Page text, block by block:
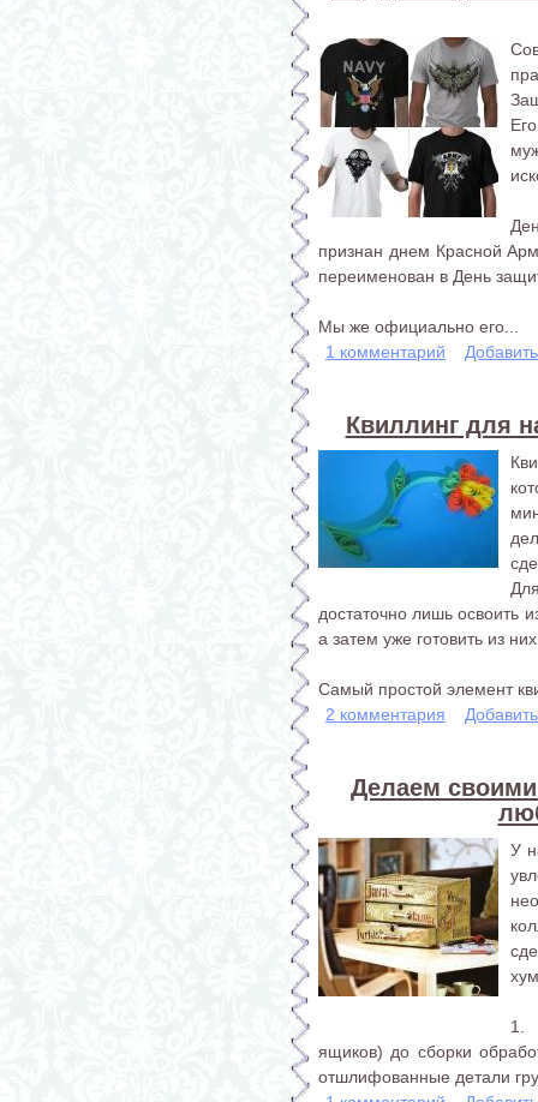
признан днем Красной
переименован в День
Мы же официально его...
1 комментарий
Квиллинг для
достаточно лишь освоить
а затем уже готовить из
Самый простой элемент
2 комментария
Делаем
У
1.
ящиков) до сборки
отшлифованные детали